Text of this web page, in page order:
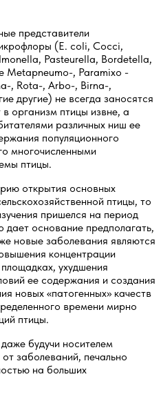
представители
(E. coli, Cocci,
Pasteurella, Bordetella,
Metapneumo-, Paramixo -
, Rota-, Arbo-, Birna-,
другие) не всегда заносятся
организм птицы извне, а
различных ниш ее
популяционного
многочисленными
птицы.
открытия основных
птицы, то
пришелся на период
дает основание предполагать,
новые заболевания являются
концентрации
ухудшения
ее содержания и создания
новых «патогенных» качеств
времени мирно
птицы.
будучи носителем
заболеваний, печально
на больших